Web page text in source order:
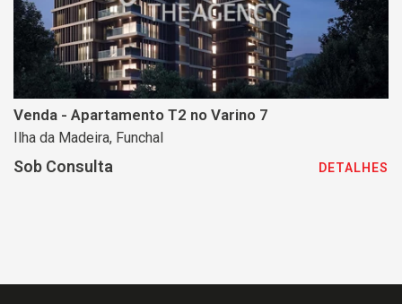
Venda - Apartamento T2 no Varino 7
Ilha da Madeira, Funchal
Sob Consulta DETALHES